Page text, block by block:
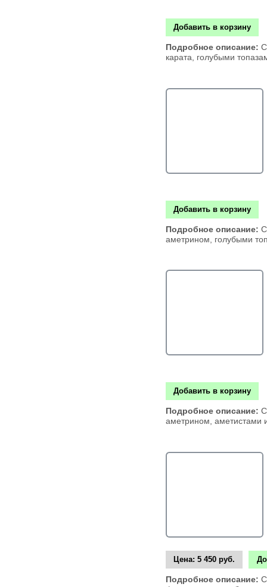
Добавить в корзину
Подробное описание:
карата, голубыми
Добавить в корзину
Подробное описание:
аметрином, голубыми
Добавить в корзину
Подробное описание:
аметрином, аметистами
Цена:5 450 руб.
Подробное описание: